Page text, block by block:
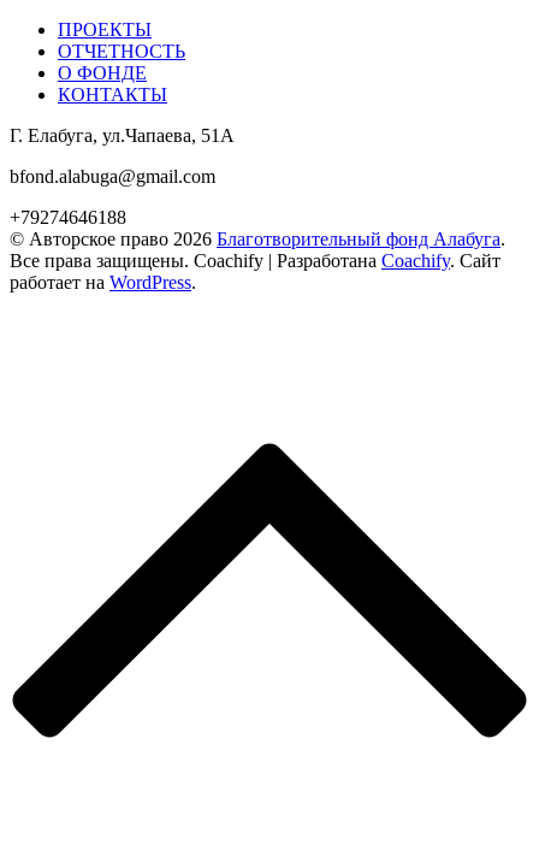
ПРОЕКТЫ
ОТЧЕТНОСТЬ
О ФОНДЕ
КОНТАКТЫ
Г. Елабуга, ул.Чапаева, 51А
bfond.alabuga@gmail.com
+79274646188
© Авторское право 2026 Благотворительный фонд Алабуга.
Все права защищены. Coachify | Разработана Coachify. Сайт
работает на WordPress.